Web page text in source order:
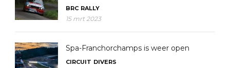
BRC RALLY
15 mrt 2023
Spa-Franchorchamps is weer open
CIRCUIT DIVERS